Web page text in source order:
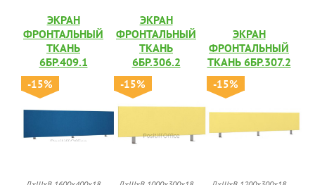
ЭКРАН
ФРОНТАЛЬНЫЙ
ТКАНЬ
6БР.409.1
-15%
ЭКРАН
ФРОНТАЛЬНЫЙ
ТКАНЬ
6БР.306.2
-15%
ЭКРАН
ФРОНТАЛЬНЫЙ
ТКАНЬ 6БР.307.2
-15%